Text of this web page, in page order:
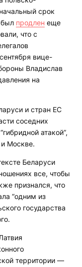
срок
был продлен еще
что с
вице-
Владислав
на
и стран ЕС
соседних
атакой”,
Москве.
Беларуси
все, чтобы
признался, что
“одним из
государства
территории —